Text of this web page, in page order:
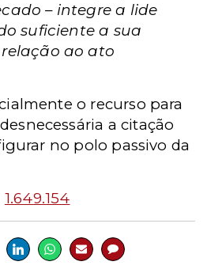
– integre a lide
suficiente a sua
ao ato
o recurso para
a citação
no polo passivo da
1.649.154